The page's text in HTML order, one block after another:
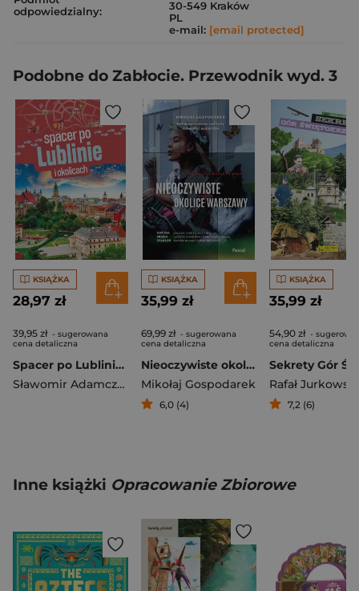
odpowiedzialny:
30-549 Kraków
PL
e-mail: [email protected]
Podobne do Zabłocie. Przewodnik wyd. 3
KSIĄŻKA
28,97 zł
39,95 zł - sugerowana
cena detaliczna
Spacer po Lublinie i okolicach
Sławomir Adamczak
Olgierd Adamczak
KSIĄŻKA
35,99 zł
69,99 zł - sugerowana
cena detaliczna
Nieoczywiste okolice Warszawy. Małomiasteczkowe zachwyty fotografa i podróżnika
Mikołaj Gospodarek
6,0 (4)
KSIĄŻKA
35,99 zł
54,90 zł -
cena detaliczna
Rafał Jurkowski
7,2 (6)
Inne książki Opracowanie Zbiorowe